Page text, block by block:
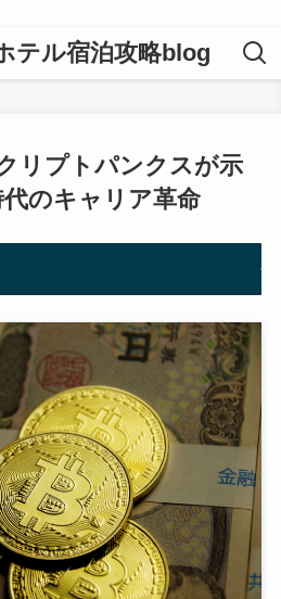
テル宿泊攻略blog
リプトパンクスが示
のキャリア革命